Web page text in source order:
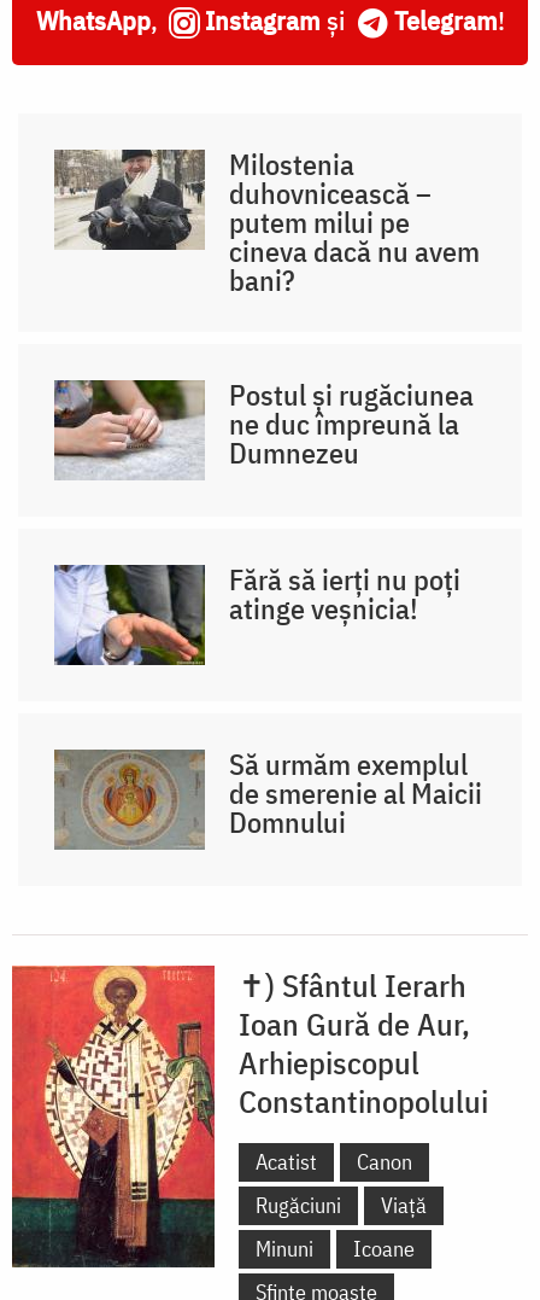
WhatsApp, Instagram și Telegram!
Milostenia
duhovnicească –
putem milui pe
cineva dacă nu avem
bani?
Postul și rugăciunea
ne duc împreună la
Dumnezeu
Fără să ierți nu poți
atinge veșnicia!
Să urmăm exemplul
de smerenie al Maicii
Domnului
✝) Sfântul Ierarh
Ioan Gură de Aur,
Arhiepiscopul
Constantinopolului
Acatist
Canon
Rugăciuni
Viață
Minuni
Icoane
Sfinte moaște